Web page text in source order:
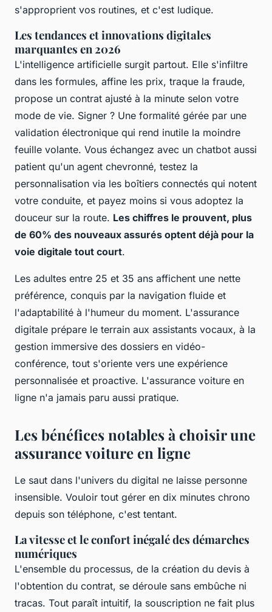
s'approprient vos routines, et c'est ludique.
Les tendances et innovations digitales
marquantes en 2026
L'intelligence artificielle surgit partout. Elle s'infiltre
dans les formules, affine les prix, traque la fraude,
propose un contrat ajusté à la minute selon votre
mode de vie. Signer ? Une formalité gérée par une
validation électronique qui rend inutile la moindre
feuille volante. Vous échangez avec un chatbot aussi
patient qu'un agent chevronné, testez la
personnalisation via les boîtiers connectés qui notent
votre conduite, et payez moins si vous adoptez la
douceur sur la route. Les chiffres le prouvent, plus
de 60% des nouveaux assurés optent déjà pour la
voie digitale tout court.
Les adultes entre 25 et 35 ans affichent une nette
préférence, conquis par la navigation fluide et
l'adaptabilité à l'humeur du moment. L'assurance
digitale prépare le terrain aux assistants vocaux, à la
gestion immersive des dossiers en vidéo-
conférence, tout s'oriente vers une expérience
personnalisée et proactive. L'assurance voiture en
ligne n'a jamais paru aussi pratique.
Les bénéfices notables à choisir une
assurance voiture en ligne
Le saut dans l'univers du digital ne laisse personne
insensible. Vouloir tout gérer en dix minutes chrono
depuis son téléphone, c'est tentant.
La vitesse et le confort inégalé des démarches
numériques
L'ensemble du processus, de la création du devis à
l'obtention du contrat, se déroule sans embûche ni
tracas. Tout paraît intuitif, la souscription ne fait plus